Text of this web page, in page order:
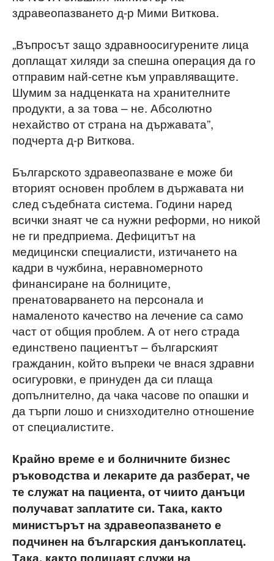
здравеопазването д-р Мими Виткова.
„Въпросът защо здравноосигурените лица
доплащат хиляди за спешна операция да го
отправим най-сетне към управляващите.
Шумим за надценката на хранителните
продукти, а за това – не. Абсолютно
нехайство от страна на държавата”,
подчерта д-р Виткова.
Българското здравеопазване е може би
вторият основен проблем в държавата ни
след съдебната система. Години наред
всички знаят че са нужни реформи, но никой
не ги предприема. Дефицитът на
медицински специалисти, изтичането на
кадри в чужбина, неравномерното
финансиране на болниците,
пренатоварването на персонала и
намаленото качество на лечение са само
част от общия проблем. А от него страда
единствено пациентът – българският
гражданин, който въпреки че внася здравни
осигуровки, е принуден да си плаща
допълнително, да чака часове по опашки и
да търпи лошо и снизходително отношение
от специалистите.
Крайно време е и болничните бизнес
ръководства и лекарите да разберат, че
те служат на пациента, от чиито данъци
получават заплатите си. Така, както
министърът на здравеопазването е
подчинен на българския данъкоплатец.
Така, както полицаят служи на